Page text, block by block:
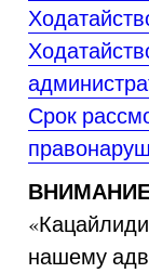
Срок
нашему